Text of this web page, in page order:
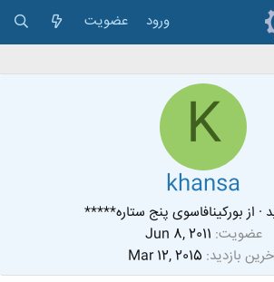
ورود عضویت
K
khansa
· ازبورکینافاسوی پنج ستاره*****
عضویت Jun 8, 2011
بازدید Mar 12, 2015